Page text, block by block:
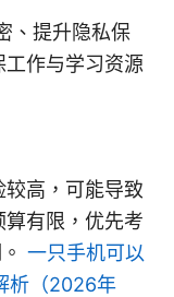
、提升隐私保
作与学习资源
高，可能导致
有限，优先考
一只手机可以
析（2026年